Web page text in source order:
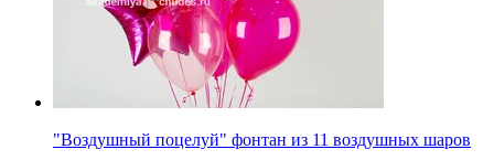
"Воздушный поцелуй" фонтан из 11 воздушных шаров